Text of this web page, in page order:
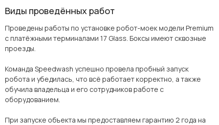
Виды проведённых работ
Проведены работы по установке робот-моек модели Premium
c платёжными терминалами 17 Glass. Боксы имеют сквозные
проезды.
Команда Speedwash успешно провела пробный запуск
робота и убедилась, что всё работает корректно, а также
обучила владельца и его сотрудников работе с
оборудованием.
При запуске объекта мы предоставляем гарантию 2 года на